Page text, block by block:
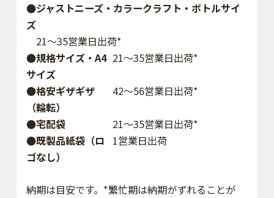
●ジャストニーズ・カラークラフト・ボトルサイ
ズ
21～35営業日出荷*
●規格サイズ・A4
サイズ
21～35営業日出荷*
●格安ギザギザ
（輪転）
42〜56営業日出荷*
●宅配袋
21～35営業日出荷*
●既製品紙袋（ロ
ゴなし）
1営業日出荷
納期は目安です。*繁忙期は納期がずれることが